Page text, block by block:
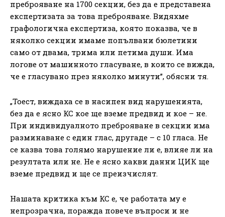
преброяване на 1700 секции, без да е представена
експертизата за това преброяване. Видяхме
графологична експертиза, която показва, че в
няколко секции имаме попълвани бюлетини
само от двама, трима или петима души. Има
логове от машинното гласуване, в които се вижда,
че е гласувано през няколко минути”, обясни тя.
„Тоест, виждаха се в насипен вид нарушенията,
без да е ясно КС кое ще вземе предвид и кое – не.
При индивидуалното преброяване в секции има
разминаване с един глас, другаде – с 10 гласа. Не
се казва това голямо нарушение ли е, влияе ли на
резултата или не. Не е ясно какви данни ЦИК ще
вземе предвид и ще се преизчислят.
Нашата критика към КС е, че работата му е
непрозрачна, поражда повече въпроси и не